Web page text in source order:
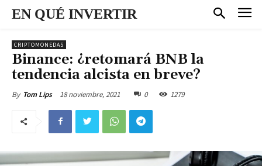
EN QUÉ INVERTIR
CRIPTOMONEDAS
Binance: ¿retomará BNB la
tendencia alcista en breve?
By Tom Lips 18 noviembre, 2021 0 1279